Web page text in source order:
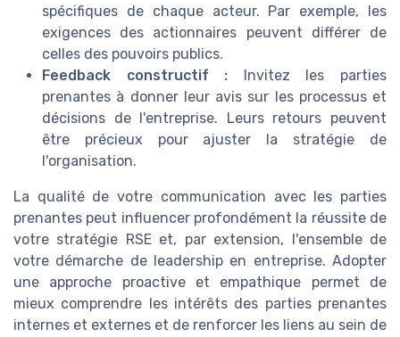
spécifiques de chaque acteur. Par exemple, les
exigences des actionnaires peuvent différer de
celles des pouvoirs publics.
Feedback constructif : Invitez les parties
prenantes à donner leur avis sur les processus et
décisions de l'entreprise. Leurs retours peuvent
être précieux pour ajuster la stratégie de
l'organisation.
La qualité de votre communication avec les parties
prenantes peut influencer profondément la réussite de
votre stratégie RSE et, par extension, l'ensemble de
votre démarche de leadership en entreprise. Adopter
une approche proactive et empathique permet de
mieux comprendre les intérêts des parties prenantes
internes et externes et de renforcer les liens au sein de